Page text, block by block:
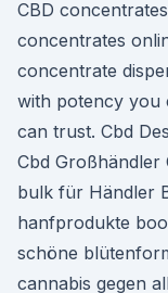
CBD
concentrates
concentrate
with potency you
can trust. Cbd
Cbd Großhändler
bulk für Händler
hanfprodukte
schöne
cannabis gegen